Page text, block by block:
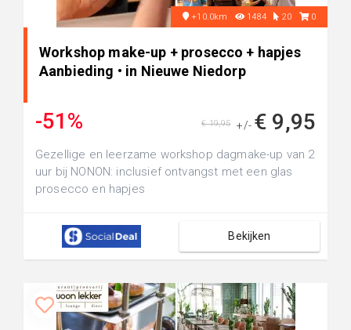
+10.0km 1484 20 0
Workshop make-up + prosecco + hapjes
Aanbieding • in Nieuwe Niedorp
-51% +/- € 9,95
€ 19,95
Gezellige en leerzame workshop dagmake-up van 2
uur bij NONON: inclusief ontvangst met een glas
prosecco en hapjes
Bekijken